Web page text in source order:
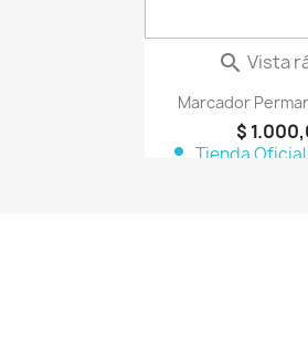
Marcador
$
person Tienda
 Vista